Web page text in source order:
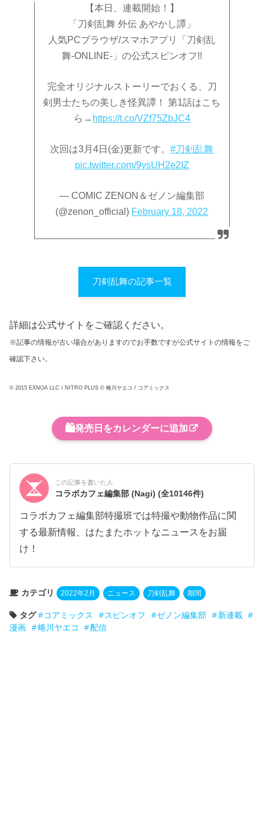
【本日、連載開始！】
「刀剣乱舞 外伝 あやかし譚」
人気PCブラウザ/スマホアプリ「刀剣乱
舞-ONLINE-」の公式スピンオフ!!
完全オリジナルストーリーでおくる、刀
剣男士たちの美しき怪異譚！ 第1話はこち
ら→ https://t.co/VZf75ZbJC4
次回は3月4日(金)更新です。#刀剣乱舞
pic.twitter.com/9ysUH2e2IZ
— COMIC ZENON＆ゼノン編集部
(@zenon_official) February 18, 2022
刀剣乱舞の記事一覧
詳細は公式サイトをご確認ください。
※記事の情報が古い場合がありますのでお手数ですが公式サイトの情報をご
確認下さい。
© 2015 EXNOA LLC / NITRO PLUS © 蜷川ヤエコ / コアミックス
🛍️発売日をカレンダーに追加
この記事を書いた人
コラボカフェ編集部 (Nagi)(全10146件)
コラボカフェ編集部特撮班では特撮や動物作品に関
する最新情報、はたまたホットなニュースをお届
け！
カテゴリ 2022年2月 ニュース 刀剣乱舞 期間
タグ コアミックス スピンオフ ゼノン編集部
新連載
漫画
蜷川ヤエコ 配信